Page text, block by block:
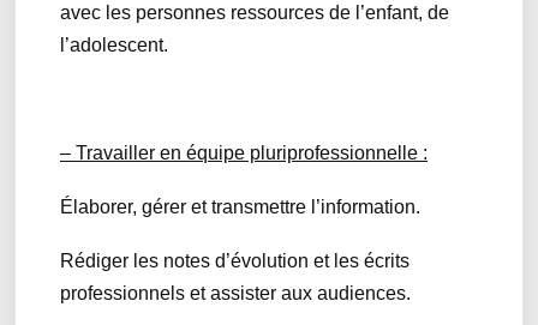
avec les personnes ressources de l’enfant, de
l’adolescent.
– Travailler en équipe pluriprofessionnelle :
Élaborer, gérer et transmettre l’information.
Rédiger les notes d’évolution et les écrits
professionnels et assister aux audiences.